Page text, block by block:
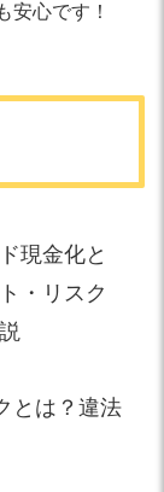
安心です！
現金化と
・リスク
とは？違法